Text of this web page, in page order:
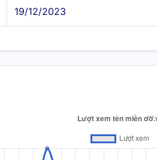
19/12/2023